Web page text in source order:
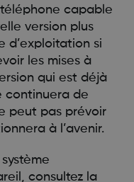
téléphone capable
version plus
d’exploitation si
les mises à
qui est déjà
continuera de
peut pas prévoir
à l’avenir.
consultez la